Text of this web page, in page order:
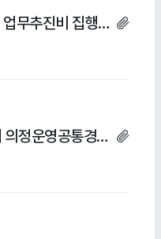
무추진비 집행내
정운영공통경비